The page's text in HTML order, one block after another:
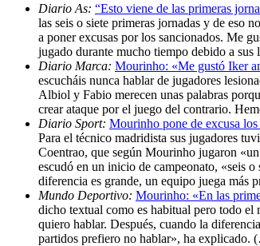
Diario As: “Esto viene de las primeras
las seis o siete primeras jornadas y de eso
a poner excusas por los sancionados. Me
jugado durante mucho tiempo debido a
Diario Marca: Mourinho: «Me gustó Iker
escucháis nunca hablar de jugadores
Albiol y Fabio merecen unas palabras
crear ataque por el juego del contrario.
Diario Sport: Mourinho pone de excusa
Para el técnico madridista sus jugadores
Coentrao, que según Mourinho jugaron
escudó en un inicio de campeonato, «seis
diferencia es grande, un equipo juega más
Mundo Deportivo: Mourinho: «En las
dicho textual como es habitual pero todo el
quiero hablar. Después, cuando la
partidos prefiero no hablar», ha explicado.